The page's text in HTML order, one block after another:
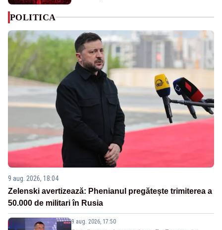
POLITICA
9 aug. 2026, 18:04
Zelenski avertizează: Phenianul pregătește trimiterea a
50.000 de militari în Rusia
9 aug. 2026, 17:50